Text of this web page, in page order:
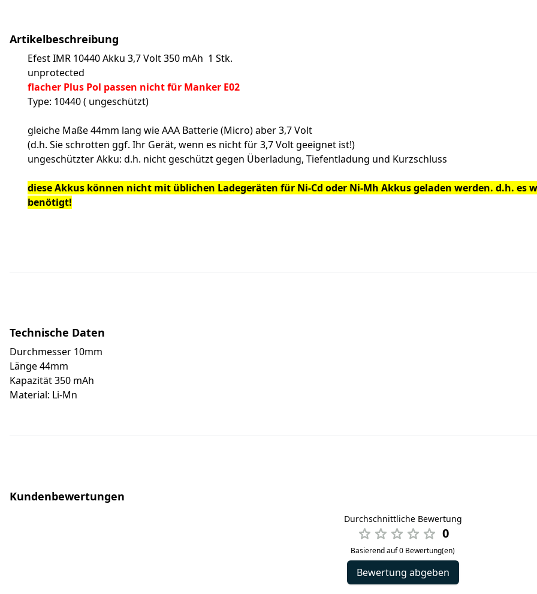
Artikelbeschreibung
Efest IMR 10440 Akku 3,7 Volt 350 mAh 1 Stk.
unprotected
flacher Plus Pol passen nicht für Manker E02
Type: 10440 ( ungeschützt)
gleiche Maße 44mm lang wie AAA Batterie (Micro) aber 3,7 Volt
(d.h. Sie schrotten ggf. Ihr Gerät, wenn es nicht für 3,7 Volt geeignet ist!)
ungeschützter Akku: d.h. nicht geschützt gegen Überladung, Tiefentladung und Kurzschluss
diese Akkus können nicht mit üblichen Ladegeräten für Ni-Cd oder Ni-Mh Akkus geladen werden. d.h. es
benötigt!
Technische Daten
Durchmesser 10mm
Länge 44mm
Kapazität 350 mAh
Material: Li-Mn
Kundenbewertungen
Durchschnittliche Bewertung
0
Basierend auf 0 Bewertung(en)
Bewertung abgeben